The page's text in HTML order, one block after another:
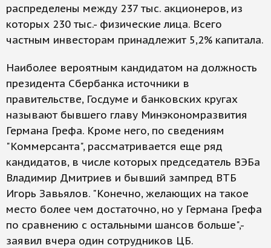
распределены между 237 тыс. акционеров, из
которых 230 тыс.- физические лица. Всего
частным инвесторам принадлежит 5,2% капитала.
Наиболее вероятным кандидатом на должность
президента Сбербанка источники в
правительстве, Госдуме и банковских кругах
называют бывшего главу Минэкономразвития
Германа Грефа. Кроме него, по сведениям
"Коммерсанта", рассматривается еще ряд
кандидатов, в числе которых председатель ВЭБа
Владимир Дмитриев и бывший зампред ВТБ
Игорь Завьялов. "Конечно, желающих на такое
место более чем достаточно, но у Германа Грефа
по сравнению с остальными шансов больше",-
заявил вчера один сотрудников ЦБ.